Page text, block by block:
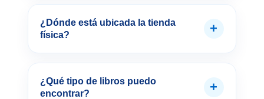
¿Dónde está ubicada la tienda
física?
+
¿Qué tipo de libros puedo
encontrar?
+